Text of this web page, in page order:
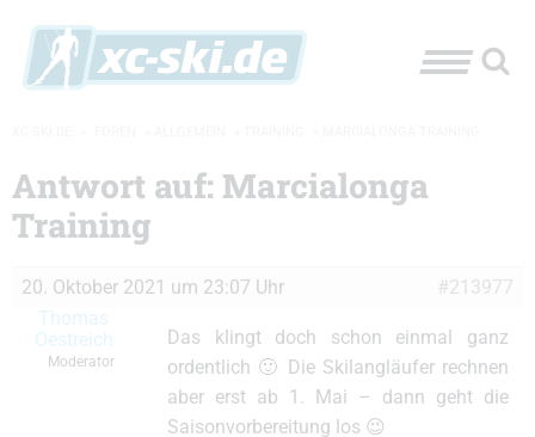
Antwort auf: Marcialonga
Training
20. Oktober 2021 um 23:07 Uhr
#213977
Thomas
Oestreich
Moderator
Das klingt doch schon einmal ganz
ordentlich 🙂 Die Skilangläufer rechnen
aber erst ab 1. Mai – dann geht die
Saisonvorbereitung los 😉